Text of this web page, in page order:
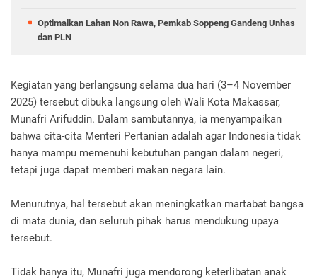
Optimalkan Lahan Non Rawa, Pemkab Soppeng Gandeng Unhas
dan PLN
Kegiatan yang berlangsung selama dua hari (3–4 November
2025) tersebut dibuka langsung oleh Wali Kota Makassar,
Munafri Arifuddin. Dalam sambutannya, ia menyampaikan
bahwa cita-cita Menteri Pertanian adalah agar Indonesia tidak
hanya mampu memenuhi kebutuhan pangan dalam negeri,
tetapi juga dapat memberi makan negara lain.
Menurutnya, hal tersebut akan meningkatkan martabat bangsa
di mata dunia, dan seluruh pihak harus mendukung upaya
tersebut.
Tidak hanya itu, Munafri juga mendorong keterlibatan anak